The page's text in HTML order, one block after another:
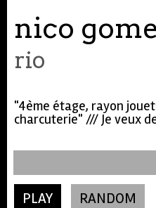
nico
rio
"4ème étage, rayon
charcuterie" /// Je veux
PLAY RANDOM